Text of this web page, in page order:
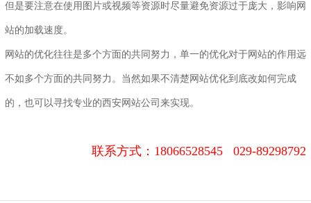
但是要注意在使用图片或视频等资源时尽量避免资源过于庞大，影响网
站的加载速度。
网站的优化往往是多个方面的共同努力，单一的优化对于网站的作用远
不如多个方面的共同努力。当然如果不清楚网站优化到底改如何完成
的，也可以寻找专业的西安网站公司 来实现。
联系方式： 18066528545 029-89298792